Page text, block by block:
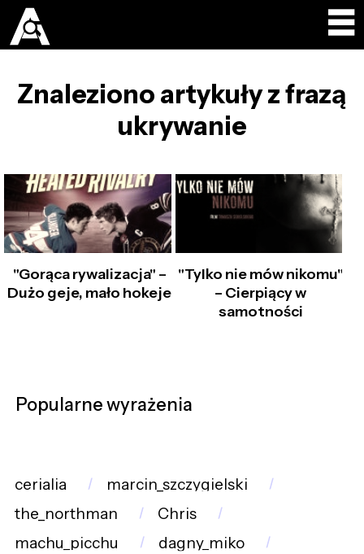
Znaleziono artykuły z frazą
ukrywanie
"Gorąca rywalizacja" –
Dużo geje, mało hokeje
"Tylko nie mów nikomu"
– Cierpiący w
samotności
Popularne wyrażenia
cerialia
marcin_szczygielski
the_northman
Chris
machu_picchu
dagny_miko